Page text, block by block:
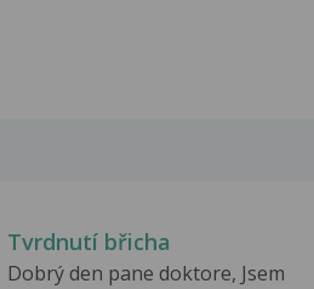
Tvrdnutí břicha
Dobrý den pane doktore, Jsem